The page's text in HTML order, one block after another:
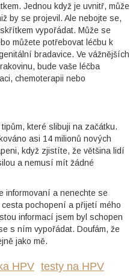
Jednou když je uvnitř, může
by se projevil. Ale nebojte se,
vypořádat. Může se
můžete potřebovat léčbu k
bradavice. Ve vážnějších
bude vaše léčba
chemoterapii nebo
které slibuji na začátku.
asi 14 milionů nových
když zjistíte, že většina lidí
a nemusí mít žádné
informovaní a nenechte se
pochopení a přijetí mého
informací jsem byl schopen
s ním vypořádat. Doufám, že
jako mě.
HPV testy na HPV